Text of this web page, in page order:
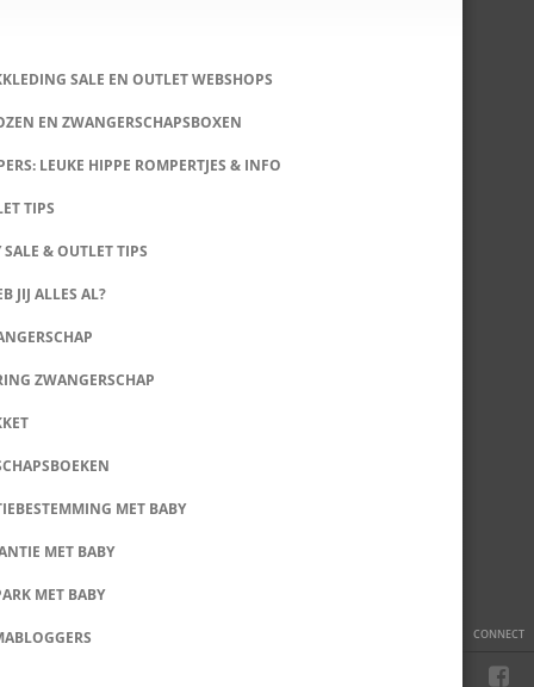
CONNECT
SALE EN OUTLET WEBSHOPS
EN ZWANGERSCHAPSBOXEN
LEUKE HIPPE ROMPERTJES & INFO
TIPS
SALE & OUTLET TIPS
JIJ ALLES AL?
ZWANGERSCHAP
MET BABY
MET BABY
MET BABY